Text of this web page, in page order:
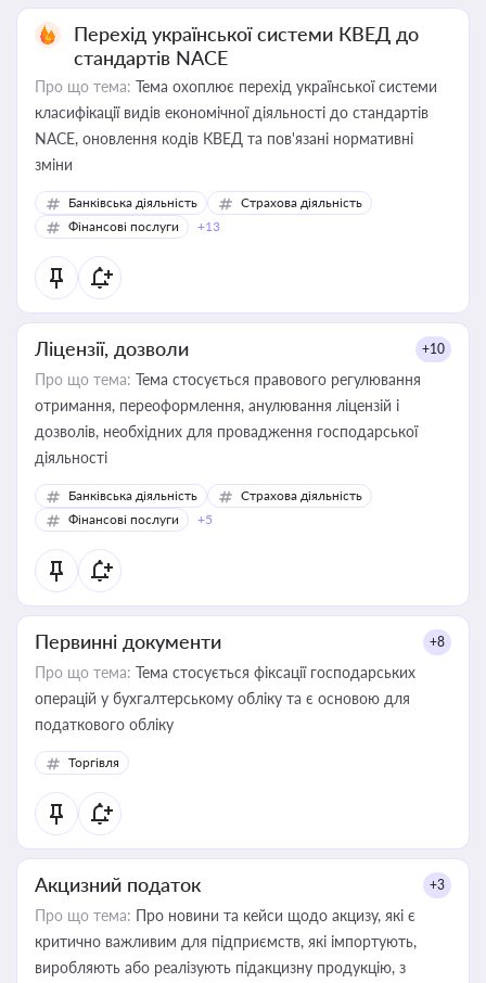
Перехід української системи КВЕД до
стандартів NACE
Про що тема: Тема охоплює перехід української системи
класифікації видів економічної діяльності до стандартів
NACE, оновлення кодів КВЕД та пов'язані нормативні
зміни
Банківська діяльність
Страхова діяльність
Фінансові послуги
+13
Ліцензії, дозволи +10
Про що тема: Тема стосується правового регулювання
отримання, переоформлення, анулювання ліцензій і
дозволів, необхідних для провадження господарської
діяльності
Банківська діяльність
Страхова діяльність
Фінансові послуги
+5
Первинні документи +8
Про що тема: Тема стосується фіксації господарських
операцій у бухгалтерському обліку та є основою для
податкового обліку
Торгівля
Акцизний податок +3
Про що тема: Про новини та кейси щодо акцизу, які є
критично важливим для підприємств, які імпортують,
виробляють або реалізують підакцизну продукцію, з